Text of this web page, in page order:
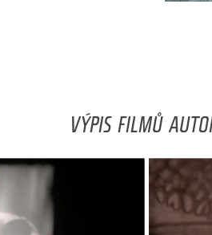
VÝPIS FILMŮ